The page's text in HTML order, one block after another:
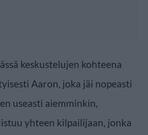
keskustelujen kohteena
Aaron, joka jäi nopeasti
useasti aiemminkin,
yhteen kilpailijaan, jonka